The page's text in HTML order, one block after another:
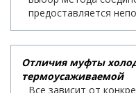
предоставляется
Отличия муфты
термоусаживаемой
Все зависит от